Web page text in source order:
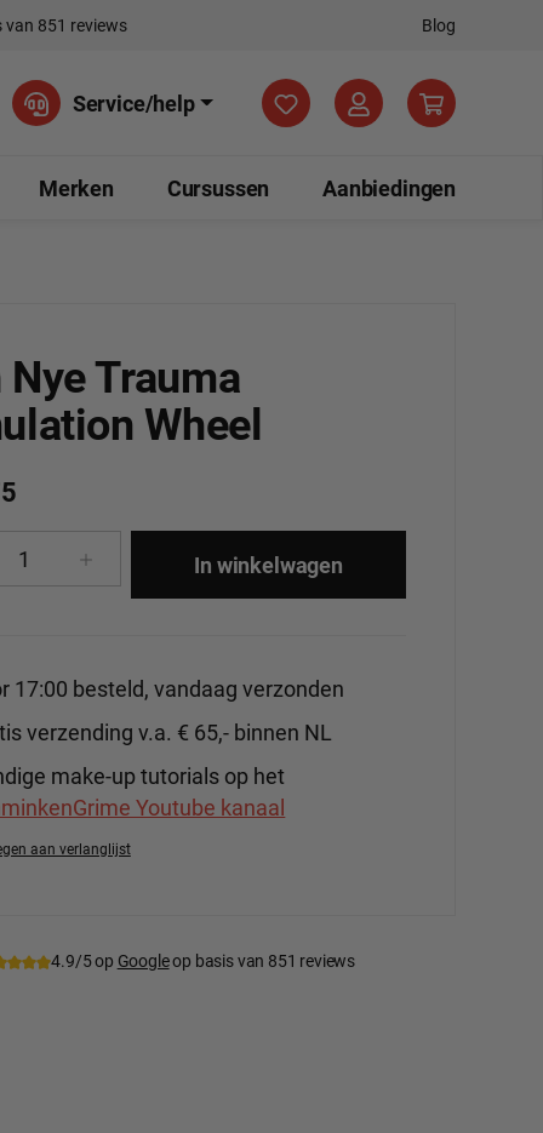
van 851 reviews Blog
Service/help Je hebt 0 items op je
Merken Cursussen Aanbiedingen
Nye Trauma
Wheel
Voer de gewenste
In winkelwagen
17:00 besteld, vandaag verzonden
verzending v.a. € 65,- binnen NL
make-up tutorials op het
Youtube kanaal
aan verlanglijst
4.9/5 op Googleop basis van 851 reviews